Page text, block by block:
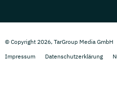
© Copyright 2026, TarGroup Media GmbH
Impressum
Datenschutzerklärung